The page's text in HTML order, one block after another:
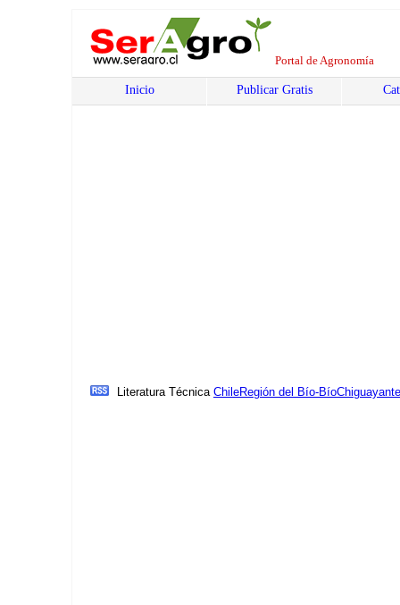
Portal de Agronomía
Inicio Publicar Gratis
Literatura Técnica ChileRegión del Bío-BíoChiguayante